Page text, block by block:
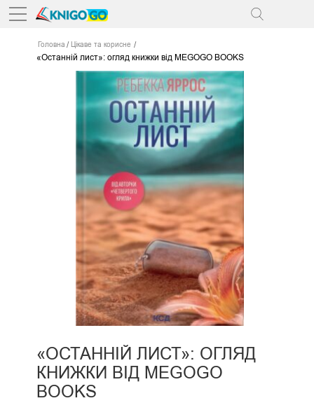
Головна Цікаве та корисне
«Останній лист»: огляд книжки від MEGOGO BOOKS
«ОСТАННІЙ ЛИСТ»: ОГЛЯД
КНИЖКИ ВІД MEGOGO
BOOKS